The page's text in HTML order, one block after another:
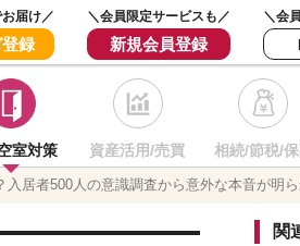
届け／
録
＼会員限定サービスも／
新規会員登録
＼会
室対策 資産活用/売買 相続/節税/
居者500人の意識調査から意外な本音が明
関